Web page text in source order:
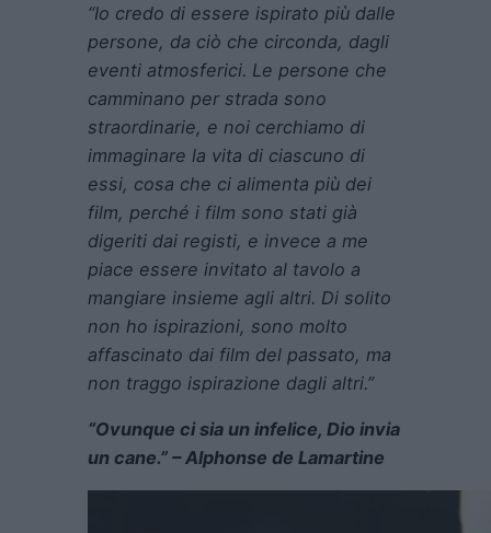
“Io credo di essere ispirato più dalle
persone, da ciò che circonda, dagli
eventi atmosferici. Le persone che
camminano per strada sono
straordinarie, e noi cerchiamo di
immaginare la vita di ciascuno di
essi, cosa che ci alimenta più dei
film, perché i film sono stati già
digeriti dai registi, e invece a me
piace essere invitato al tavolo a
mangiare insieme agli altri. Di solito
non ho ispirazioni, sono molto
affascinato dai film del passato, ma
non traggo ispirazione dagli altri.”
“Ovunque ci sia un infelice, Dio invia
un cane.” – Alphonse de Lamartine